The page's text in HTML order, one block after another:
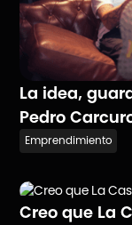
La idea,
Pedro
Emprendimiento
Creo que La